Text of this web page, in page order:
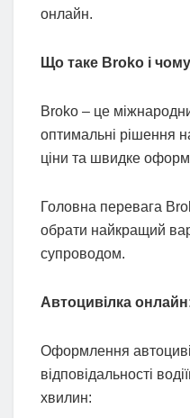
онлайн.
Що таке Broko і
Broko – це
оптимальні рішення
ціни та швидке
Головна перевага
обрати найкращий
супроводом.
Автоцивілка
Оформлення
відповідальності
хвилин: